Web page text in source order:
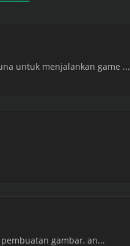
untuk menjalankan game ...
gambar, an...